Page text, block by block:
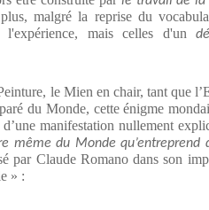
malgré la reprise du
l'expérience, mais celles d'un
le Mien en chair, tant que
du Monde, cette énigme
d’une manifestation nullement
même du Monde
par Claude Romano dans son
» :